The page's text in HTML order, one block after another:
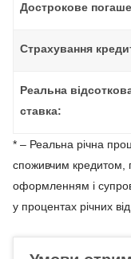
Дострокове
Страхування
Реальна
ставка:
* – Реальна річна
споживчим кредитом,
оформленням і
у процентах річних